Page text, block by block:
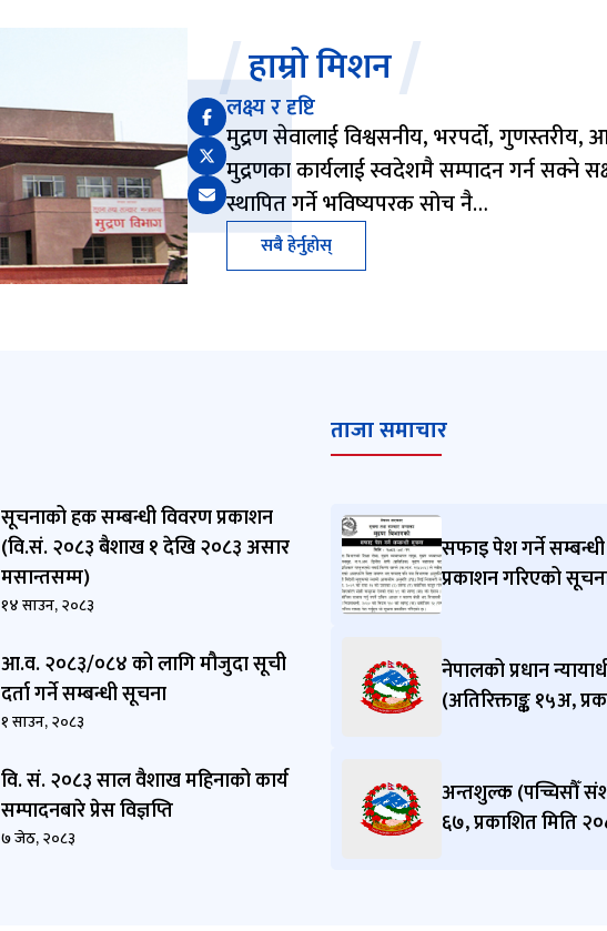
हाम्रो मिशन
लक्ष्य र दृष्टि
मुद्रण सेवालाई विश्वसनीय, भरपर्दो, गुणस्तरीय,
मुद्रणका कार्यलाई स्वदेशमै सम्पादन गर्न सक्ने
स्थापित गर्ने भविष्यपरक सोच नै…
सबै हेर्नुहोस्
सूचनाको हक सम्बन्धी विवरण प्रकाशन
(वि.सं. २०८३ बैशाख १ देखि २०८३ असार
मसान्तसम्म)
१४ साउन, २०८३
आ.व. २०८३/०८४ को लागि मौजुदा सूची
दर्ता गर्ने सम्बन्धी सूचना
१ साउन, २०८३
वि. सं. २०८३ साल वैशाख महिनाको कार्य
सम्पादनबारे प्रेस विज्ञप्ति
७ जेठ, २०८३
ताजा समाचार
सफाइ पेश गर्ने
प्रकाशन गरिएको
नेपालको प्रधान
(अतिरिक्ताङ्क १५अ,
अन्तशुल्क (पच्चिसौँ
६७, प्रकाशित मिति